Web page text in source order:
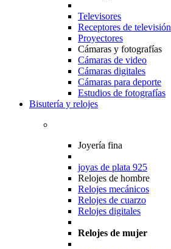
Televisores
Receptores de televisión
Proyectores
Cámaras y fotografías
Cámaras de video
Cámaras digitales
Cámaras para deporte
Estudios de fotografías
Bisutería y relojes
Joyería fina
joyas de plata 925
Relojes de hombre
Relojes mecánicos
Relojes de cuarzo
Relojes digitales
Relojes de mujer